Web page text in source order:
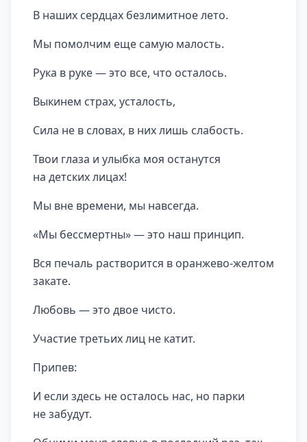
В наших сердцах безлимитное лето.
Мы помолчим еще самую малость.
Рука в руке — это все, что осталось.
Выкинем страх, усталость,
Сила не в словах, в них лишь слабость.
Твои глаза и улыбка моя останутся
на детских лицах!
Мы вне времени, мы навсегда.
«Мы бессмертны» — это наш принцип.
Вся печаль растворится в оранжево-желтом
закате.
Любовь — это двое чисто.
Участие третьих лиц не катит.
Припев:
И если здесь не осталось нас, но парки
не забудут.